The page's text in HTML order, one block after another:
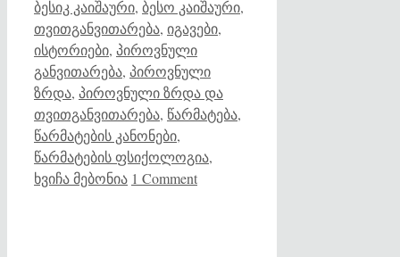
ბესიკ კაიშაური, ბესო კაიშაური,
თვითგანვითარება, იგავები,
ისტორიები, პიროვნული
განვითარება, პიროვნული
ზრდა, პიროვნული ზრდა და
თვითგანვითარება, წარმატება,
წარმატების კანონები,
წარმატების ფსიქოლოგია,
ხვიჩა მებონია 1 Comment